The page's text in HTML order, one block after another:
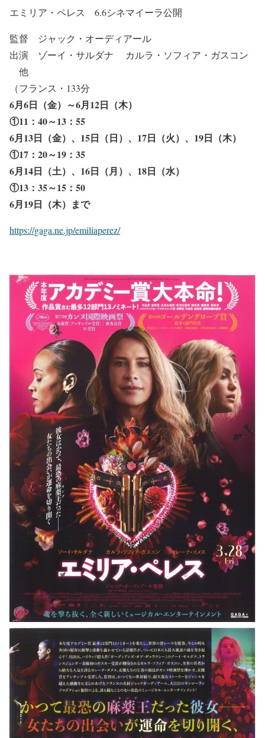
エミリア・ペレス 6.6シネマイーラ公開
監督 ジャック・オーディアール
出演 ゾーイ・サルダナ カルラ・ソフィア・ガスコン
他
（フランス・133分
6月6日（金）～6月12日（木）
①11：40～13：55
6月13日（金）、15日（日）、17日（火）、19日（木）
①17：20～19：35
6月14日（土）、16日（月）、18日（水）
①13：35～15：50
6月19日（木）まで
https://gaga.ne.jp/emiliaperez/